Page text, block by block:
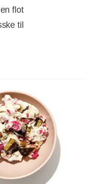
flot
til